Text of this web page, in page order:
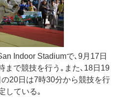
Indoor Stadiumで､9月17日
まで競技を行う｡また､18日19
20日は7時30分から競技を行
している｡